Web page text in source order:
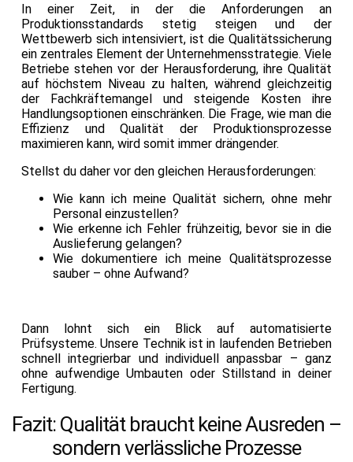
In einer Zeit, in der die Anforderungen an
Produktionsstandards stetig steigen und der
Wettbewerb sich intensiviert, ist die Qualitätssicherung
ein zentrales Element der Unternehmensstrategie. Viele
Betriebe stehen vor der Herausforderung, ihre Qualität
auf höchstem Niveau zu halten, während gleichzeitig
der Fachkräftemangel und steigende Kosten ihre
Handlungsoptionen einschränken. Die Frage, wie man die
Effizienz und Qualität der Produktionsprozesse
maximieren kann, wird somit immer drängender.
Stellst du daher vor den gleichen Herausforderungen:
Wie kann ich meine Qualität sichern, ohne mehr
Personal einzustellen?
Wie erkenne ich Fehler frühzeitig, bevor sie in die
Auslieferung gelangen?
Wie dokumentiere ich meine Qualitätsprozesse
sauber – ohne Aufwand?
Dann lohnt sich ein Blick auf automatisierte
Prüfsysteme. Unsere Technik ist in laufenden Betrieben
schnell integrierbar und individuell anpassbar – ganz
ohne aufwendige Umbauten oder Stillstand in deiner
Fertigung.
Fazit: Qualität braucht keine Ausreden –
sondern verlässliche Prozesse